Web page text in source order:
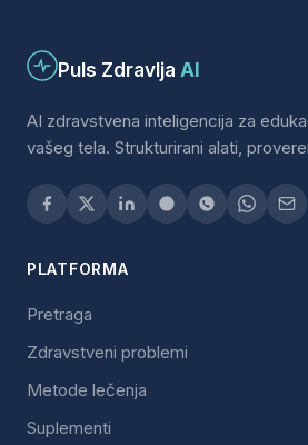
Puls Zdravlja AI
AI zdravstvena inteligencija za
vašeg tela. Strukturirani alati,
PLATFORMA
Pretraga
Zdravstveni problemi
Metode lečenja
Suplementi